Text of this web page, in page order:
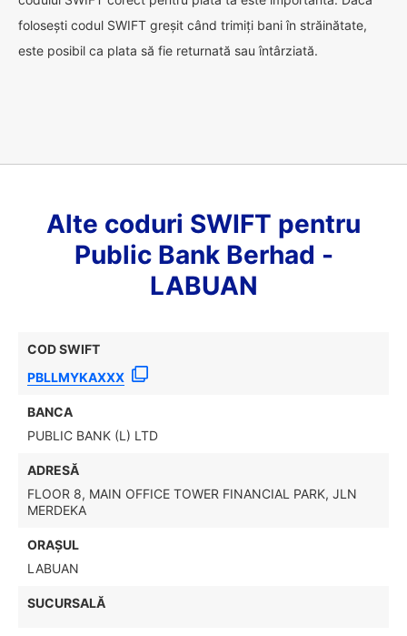
folosești codul SWIFT greșit când trimiți bani în străinătate,
este posibil ca plata să fie returnată sau întârziată.
Alte coduri SWIFT pentru
Public Bank Berhad -
LABUAN
COD SWIFT
PBLLMYKAXXX
BANCA
PUBLIC BANK (L) LTD
ADRESĂ
FLOOR 8, MAIN OFFICE TOWER FINANCIAL PARK, JLN
MERDEKA
ORAȘUL
LABUAN
SUCURSALĂ